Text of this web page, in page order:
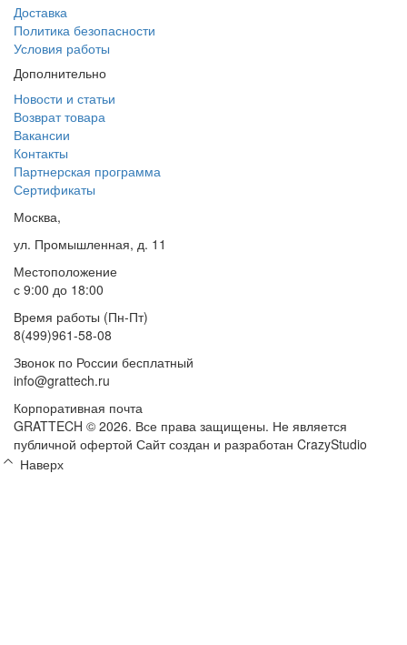
Доставка
Политика безопасности
Условия работы
Дополнительно
Новости и статьи
Возврат товара
Вакансии
Контакты
Партнерская программа
Сертификаты
Москва,
ул. Промышленная, д. 11
Местоположение
с 9:00 до 18:00
Время работы (Пн-Пт)
8(499)961-58-08
Звонок по России бесплатный
info@grattech.ru
Корпоративная почта
GRATTECH © 2026. Все права защищены. Не является
публичной офертой Сайт создан и разработан CrazyStudio
Наверх